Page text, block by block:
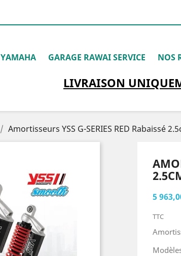
YAMAHA GARAGE RAWAI SERVICE NOS
LIVRAISON
Amortisseurs YSS G-SERIES RED Rabaissé
5
TTC